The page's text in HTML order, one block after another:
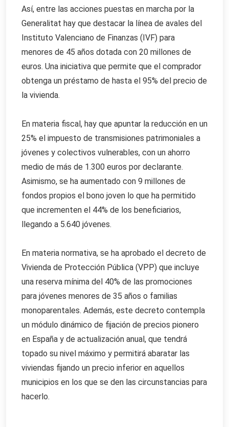
Así, entre las acciones puestas en marcha por la
Generalitat hay que destacar la línea de avales del
Instituto Valenciano de Finanzas (IVF) para
menores de 45 años dotada con 20 millones de
euros. Una iniciativa que permite que el comprador
obtenga un préstamo de hasta el 95% del precio de
la vivienda.
En materia fiscal, hay que apuntar la reducción en un
25% el impuesto de transmisiones patrimoniales a
jóvenes y colectivos vulnerables, con un ahorro
medio de más de 1.300 euros por declarante.
Asimismo, se ha aumentado con 9 millones de
fondos propios el bono joven lo que ha permitido
que incrementen el 44% de los beneficiarios,
llegando a 5.640 jóvenes.
En materia normativa, se ha aprobado el decreto de
Vivienda de Protección Pública (VPP) que incluye
una reserva mínima del 40% de las promociones
para jóvenes menores de 35 años o familias
monoparentales. Además, este decreto contempla
un módulo dinámico de fijación de precios pionero
en España y de actualización anual, que tendrá
topado su nivel máximo y permitirá abaratar las
viviendas fijando un precio inferior en aquellos
municipios en los que se den las circunstancias para
hacerlo.